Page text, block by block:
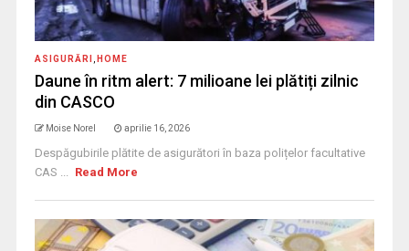
ASIGURĂRI HOME
Daune în ritm alert: 7 milioane lei plătiți zilnic
din CASCO
Moise Norel aprilie 16, 2026
Despăgubirile plătite de asigurători în baza polițelor facultative
CAS ... Read More